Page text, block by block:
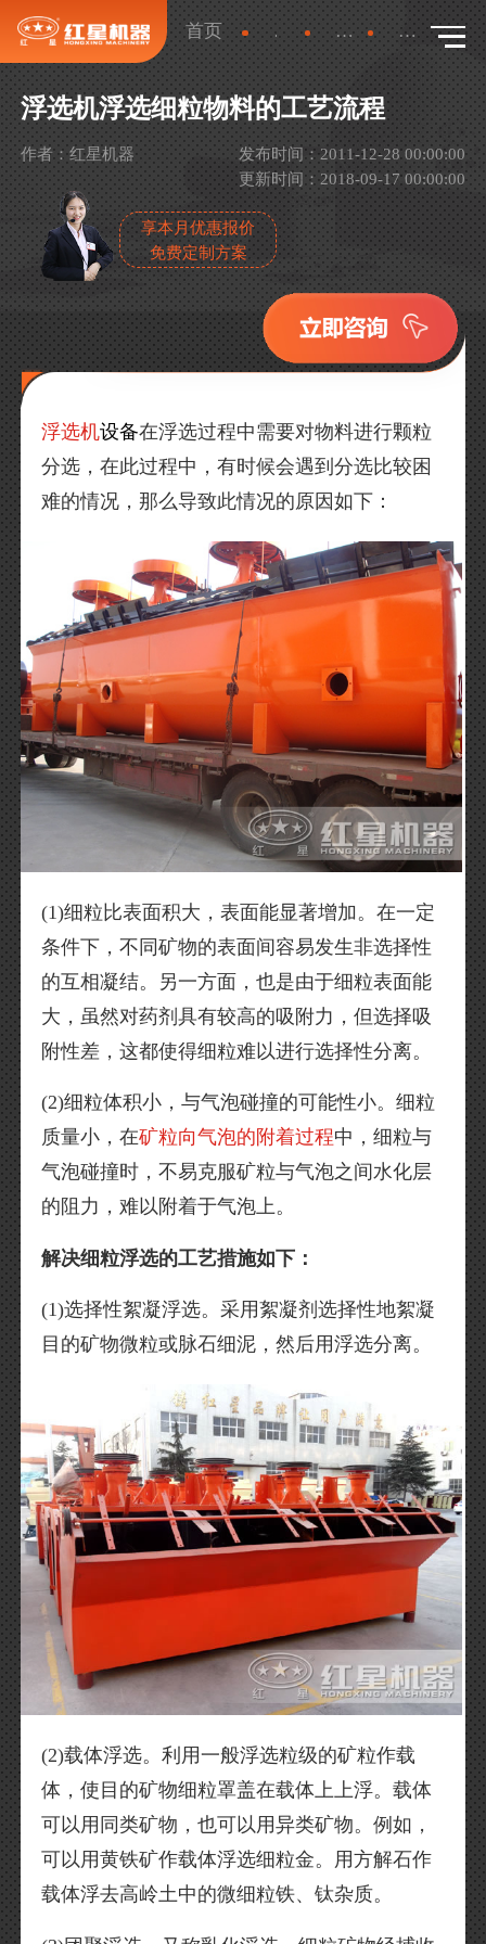
首页 新闻 行业新闻 详情
浮选机浮选细粒物料的工艺流程
作者：红星机器
发布时间：2011-12-28 00:00:00
更新时间：2018-09-17 00:00:00
享本月优惠报价
免费定制方案
浮选机设备在浮选过程中需要对物料进行颗粒
分选，在此过程中，有时候会遇到分选比较困
难的情况，那么导致此情况的原因如下：
(1)细粒比表面积大，表面能显著增加。在一定
条件下，不同矿物的表面间容易发生非选择性
的互相凝结。另一方面，也是由于细粒表面能
大，虽然对药剂具有较高的吸附力，但选择吸
附性差，这都使得细粒难以进行选择性分离。
(2)细粒体积小，与气泡碰撞的可能性小。细粒
质量小，在矿粒向气泡的附着过程中，细粒与
气泡碰撞时，不易克服矿粒与气泡之间水化层
的阻力，难以附着于气泡上。
解决细粒浮选的工艺措施如下：
(1)选择性絮凝浮选。采用絮凝剂选择性地絮凝
目的矿物微粒或脉石细泥，然后用浮选分离。
(2)载体浮选。利用一般浮选粒级的矿粒作载
体，使目的矿物细粒罩盖在载体上上浮。载体
可以用同类矿物，也可以用异类矿物。例如，
可以用黄铁矿作载体浮选细粒金。用方解石作
载体浮去高岭土中的微细粒铁、钛杂质。